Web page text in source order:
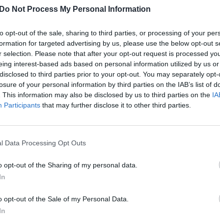
Do Not Process My Personal Information
opt-out of the sale, sharing to third parties, or processing of your
for targeted advertising by us, please use the below opt-out
selection. Please note that after your opt-out request is processed
interest-based ads based on personal information utilized by us
to third parties prior to your opt-out. You may separately
of your personal information by third parties on the IAB’s list of
This information may also be disclosed by us to third parties on the
Participants that may further disclose it to other third parties.
Data Processing Opt Outs
opt-out of the Sharing of my personal data.
opt-out of the Sale of my Personal Data.
00:00:42
vietos: ugniagesių
ugnį
Miškų gaisrai niokoja Bolivijos
apnuodyti dūmais
Žinios | Pasaulis
00:00:48
nepavyko: netoli
vėl įsiplieskė miškų
Užfiksuota: ugniagesių
stengiasi sustabdyti didžiausio
00:00:25
dronas užfiksavo savo
į išsiveržusį
Pasaulis
Prie Tenerifės Teidės
tramdyti net penkiais